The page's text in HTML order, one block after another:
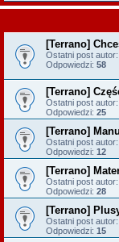
[Terrano]
Ostatni post autor:
Odpowiedzi: 58
[Terrano]
Ostatni post autor:
Odpowiedzi: 25
[Terrano]
Ostatni post autor:
Odpowiedzi: 12
[Terrano]
Ostatni post autor:
Odpowiedzi: 28
[Terrano]
Ostatni post autor:
Odpowiedzi: 15